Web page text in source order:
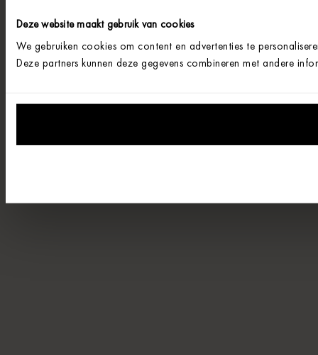
Deze website maakt gebruik van cookies
We gebruiken cookies om content en advertenties te
Deze partners kunnen deze gegevens combineren met andere